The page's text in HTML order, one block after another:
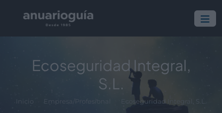
Ecoseguridad Integral,
S.L.
Inicio Empresa/Profesional Ecoseguridad Integral, S.L.